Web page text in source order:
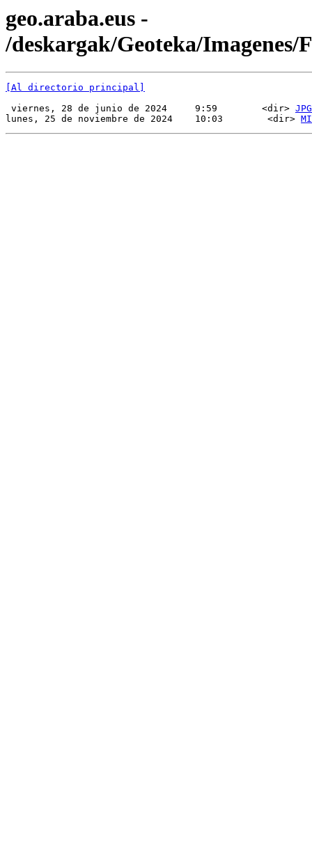
geo.araba.eus -
/deskargak/Geoteka/Imagenes/
[Al directorio principal]
viernes, 28 de junio de 2024     9:59        <dir> JPG
lunes, 25 de noviembre de 2024    10:03        <dir>